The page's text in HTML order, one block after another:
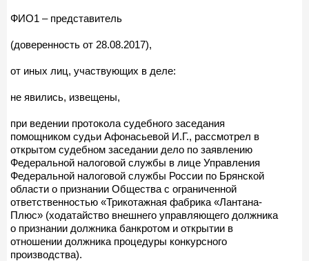
ФИО1 – представитель
(доверенность от 28.08.2017),
от иных лиц, участвующих в деле:
не явились, извещены,
при ведении протокола судебного заседания
помощником судьи Афонасьевой И.Г., рассмотрел в
открытом судебном заседании дело по заявлению
Федеральной налоговой службы в лице Управления
Федеральной налоговой службы России по Брянской
области о признании Общества с ограниченной
ответственностью «Трикотажная фабрика «Лантана-
Плюс» (ходатайство внешнего управляющего должника
о признании должника банкротом и открытии в
отношении должника процедуры конкурсного
производства).